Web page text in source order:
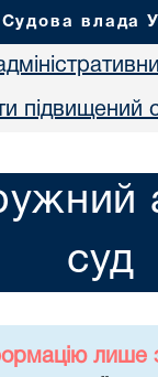
Судова влада
суд
лише